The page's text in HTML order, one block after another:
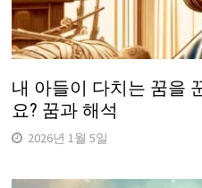
내 아들이 다치는 꿈을
요? 꿈과 해석
2026년 1월 5일